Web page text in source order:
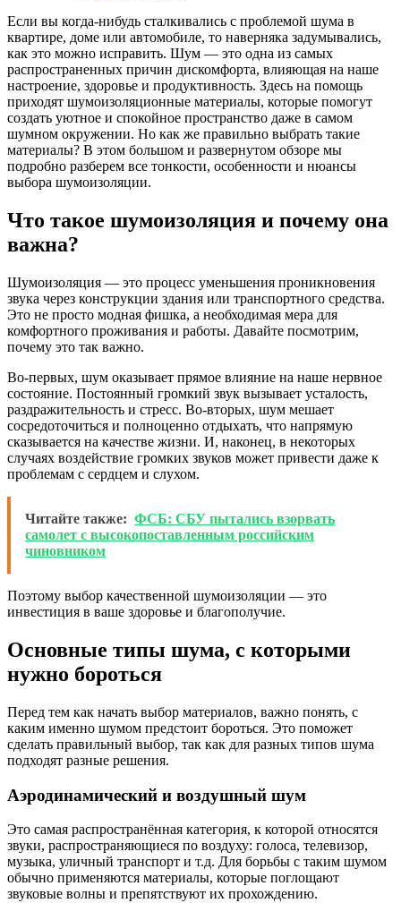
Если вы когда-нибудь сталкивались с проблемой шума в
квартире, доме или автомобиле, то наверняка задумывались,
как это можно исправить. Шум — это одна из самых
распространенных причин дискомфорта, влияющая на наше
настроение, здоровье и продуктивность. Здесь на помощь
приходят шумоизоляционные материалы, которые помогут
создать уютное и спокойное пространство даже в самом
шумном окружении. Но как же правильно выбрать такие
материалы? В этом большом и развернутом обзоре мы
подробно разберем все тонкости, особенности и нюансы
выбора шумоизоляции.
Что такое шумоизоляция и почему она
важна?
Шумоизоляция — это процесс уменьшения проникновения
звука через конструкции здания или транспортного средства.
Это не просто модная фишка, а необходимая мера для
комфортного проживания и работы. Давайте посмотрим,
почему это так важно.
Во-первых, шум оказывает прямое влияние на наше нервное
состояние. Постоянный громкий звук вызывает усталость,
раздражительность и стресс. Во-вторых, шум мешает
сосредоточиться и полноценно отдыхать, что напрямую
сказывается на качестве жизни. И, наконец, в некоторых
случаях воздействие громких звуков может привести даже к
проблемам с сердцем и слухом.
Читайте также: ФСБ: СБУ пытались взорвать
самолет с высокопоставленным российским
чиновником
Поэтому выбор качественной шумоизоляции — это
инвестиция в ваше здоровье и благополучие.
Основные типы шума, с которыми
нужно бороться
Перед тем как начать выбор материалов, важно понять, с
каким именно шумом предстоит бороться. Это поможет
сделать правильный выбор, так как для разных типов шума
подходят разные решения.
Аэродинамический и воздушный шум
Это самая распространённая категория, к которой относятся
звуки, распространяющиеся по воздуху: голоса, телевизор,
музыка, уличный транспорт и т.д. Для борьбы с таким шумом
обычно применяются материалы, которые поглощают
звуковые волны и препятствуют их прохождению.